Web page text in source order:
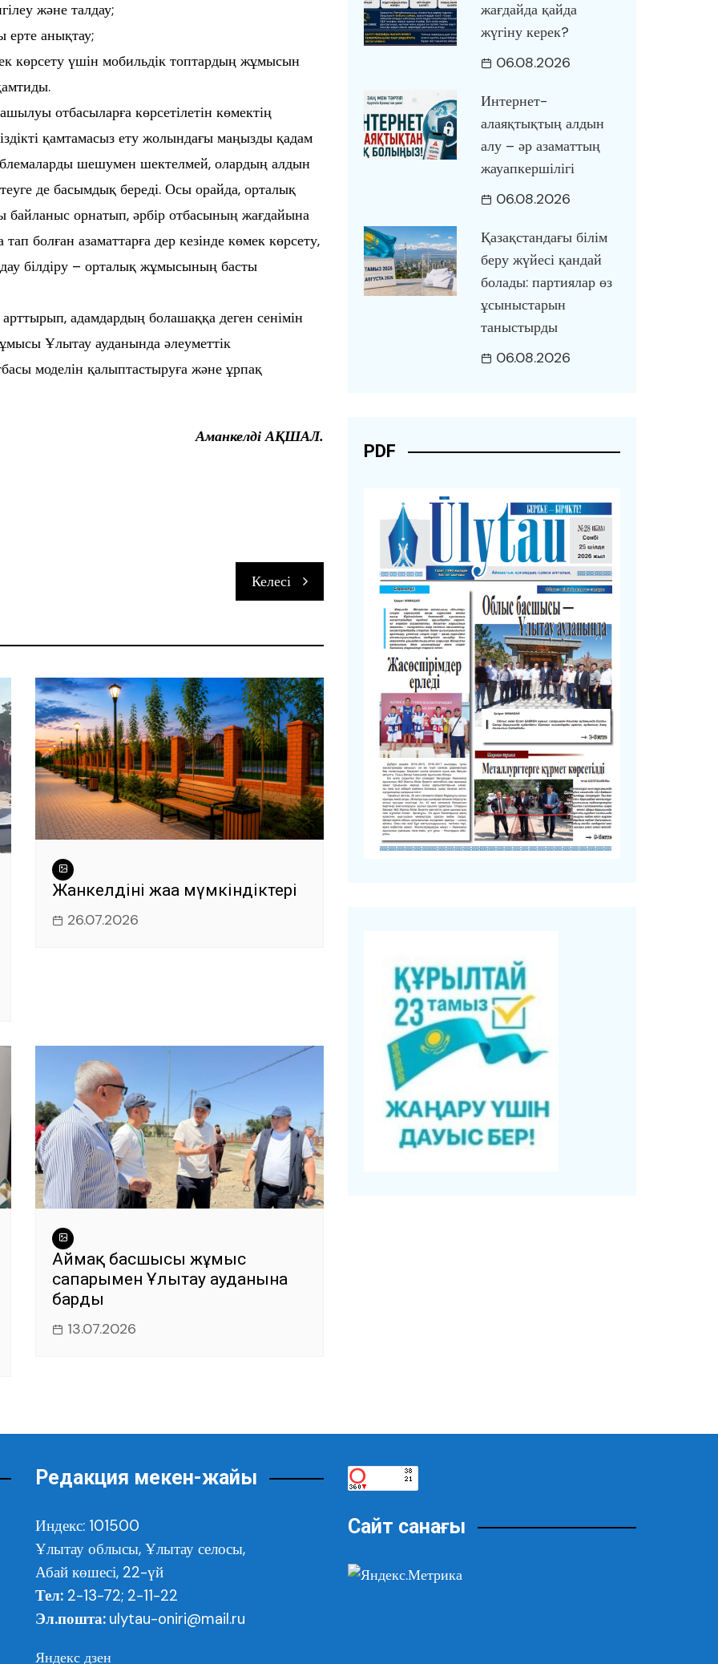
және талдау;
ерте анықтау;
көрсету үшін мобильдік топтардың жұмысын
отбасыларға көрсетілетін көмектің
қамтамасыз ету жолындағы маңызды қадам
шешумен шектелмей, олардың алдын
де басымдық береді. Осы орайда, орталық
байланыс орнатып, әрбір отбасының жағдайына
болған азаматтарға дер кезінде көмек көрсету,
білдіру – орталық жұмысының басты
адамдардың болашаққа деген сенімін
Ұлытау ауданында әлеуметтік
моделін қалыптастыруға және ұрпақ
Аманкелді АҚШАЛ.
Келесі
Жанкелдінің жаңа мүмкіндіктері
26.07.2026
Аймақ басшысы жұмыс
сапарымен Ұлытау ауданына
барды
13.07.2026
жағдайда қайда
жүгіну керек?
06.08.2026
Интернет-
алаяқтықтың алдын
алу – әр азаматтың
жауапкершілігі
06.08.2026
Қазақстандағы білім
беру жүйесі қандай
болады: партиялар өз
ұсыныстарын
таныстырды
06.08.2026
PDF
Редакция мекен-жайы
Индекс: 101500
Ұлытау облысы, Ұлытау селосы,
Абай көшесі, 22-үй
Тел: 2-13-72; 2-11-22
Эл.пошта: ulytau-oniri@mail.ru
Яндекс дзен
Сайт санағы